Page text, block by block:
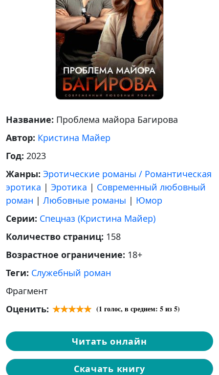
Название: Проблема майора Багирова
Автор: Кристина Майер
Год: 2023
Жанры: Эротические романы / Романтическая
эротика | Эротика | Современный любовный
роман | Любовные романы | Юмор
Серии: Спецназ (Кристина Майер)
Количество страниц: 158
Возрастное ограничение: 18+
Теги: Служебный роман
Фрагмент
Оценить:
(1 голос, в среднем: 5из 5)
Читать онлайн
Скачать книгу